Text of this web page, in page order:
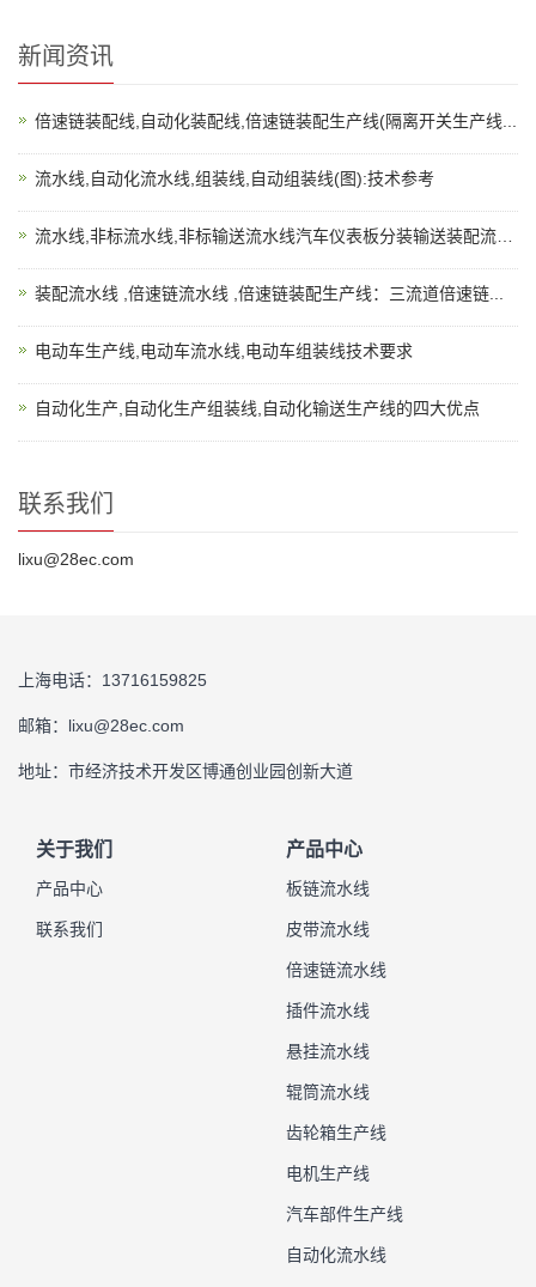
新闻资讯
倍速链装配线,自动化装配线,倍速链装配生产线(隔离开关生产线...
流水线,自动化流水线,组装线,自动组装线(图):技术参考
装配流水线 ,倍速链流水线 ,倍速链装配生产线：三流道倍速链...
电动车生产线,电动车流水线,电动车组装线技术要求
自动化生产,自动化生产组装线,自动化输送生产线的四大优点
联系我们
lixu@28ec.com
上海电话：13716159825
邮箱：lixu@28ec.com
地址：市经济技术开发区博通创业园创新大道
关于我们
产品中心
联系我们
产品中心
板链流水线
皮带流水线
倍速链流水线
插件流水线
悬挂流水线
辊筒流水线
齿轮箱生产线
电机生产线
汽车部件生产线
自动化流水线